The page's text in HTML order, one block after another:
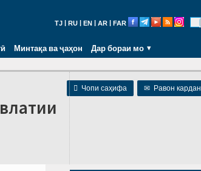
TJ RU EN AR FAR
Минтақа ва ҷаҳон Дар бораи мо
 Чопи саҳифа ✉ Равон кардан